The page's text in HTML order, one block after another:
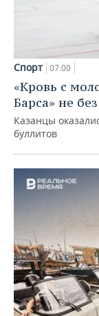
Спорт 07:00
«Кровь с
Барса» не
Казанцы
буллитов